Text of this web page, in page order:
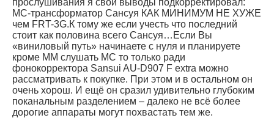
прослушивания я свои выводы подкорректировал:
МС-трансформатор Сансуя КАК МИНИМУМ НЕ ХУЖЕ
чем FRT-3G.К тому же если учесть что последний
стоит как половина всего Сансуя…Если Вы
«виниловый путь» начинаете с нуля и планируете
кроме ММ слушать МС то только ради
фонокорректора Sansui AU-D907 F extra можно
рассматривать к покупке. При этом и в остальном он
очень хорош. И ещё он сразил удивительно глубоким
поканальным разделением – далеко не всё более
дорогие аппараты могут похвастать тем же.